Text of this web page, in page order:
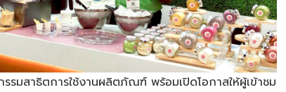
รรมสาธิตการใช้งานผลิตภัณฑ์ พร้อมเปิดโอกาสให้ผู้เข้าชม